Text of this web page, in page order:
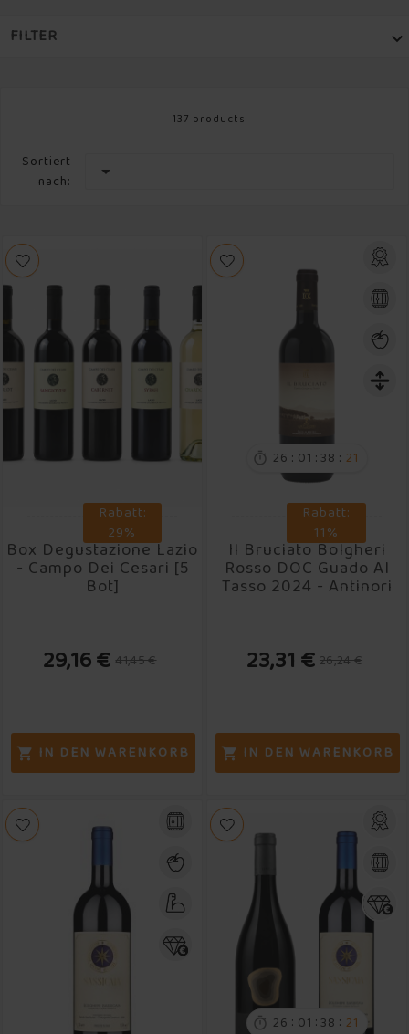
FILTER 
MARKE
WEINKLASSIKER
FLASCHENGRÖSSE
137 products
Sortiert
nach:

Box Degustazione Lazio
- Campo Dei Cesari [5
Bot]
29,16 € 41,45 €
Rabatt:
29%
 IN DEN WARENKORB
 26 : 01 : 38 : 20
Il Bruciato Bolgheri
Rosso DOC Guado Al
Tasso 2024 - Antinori
23,31 € 26,24 €
Rabatt:
11%
 IN DEN WARENKORB
 26 : 01 : 38 : 20